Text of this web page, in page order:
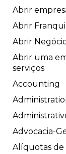
Abrir
Abrir
Abrir
Abrir uma
serviços
Accounting
Advocacia-
Alíquotas de